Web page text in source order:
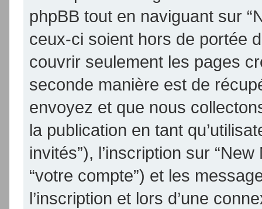
phpBB tout en naviguant sur
ceux-ci soient hors de portée
couvrir seulement les pages
seconde manière est de
envoyez et que nous
la publication en tant
invités”), l’inscription sur
“votre compte”) et les
l’inscription et lors d’une